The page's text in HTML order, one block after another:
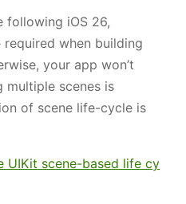
following iOS 26,
when building
your app won’t
multiple scenes is
of scene life-cycle is
UIKit scene-based life cy